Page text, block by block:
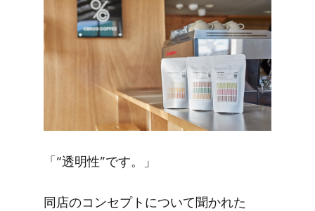
「“​透明性”です。」
同店の​コンセプトに​ついて​聞かれた​